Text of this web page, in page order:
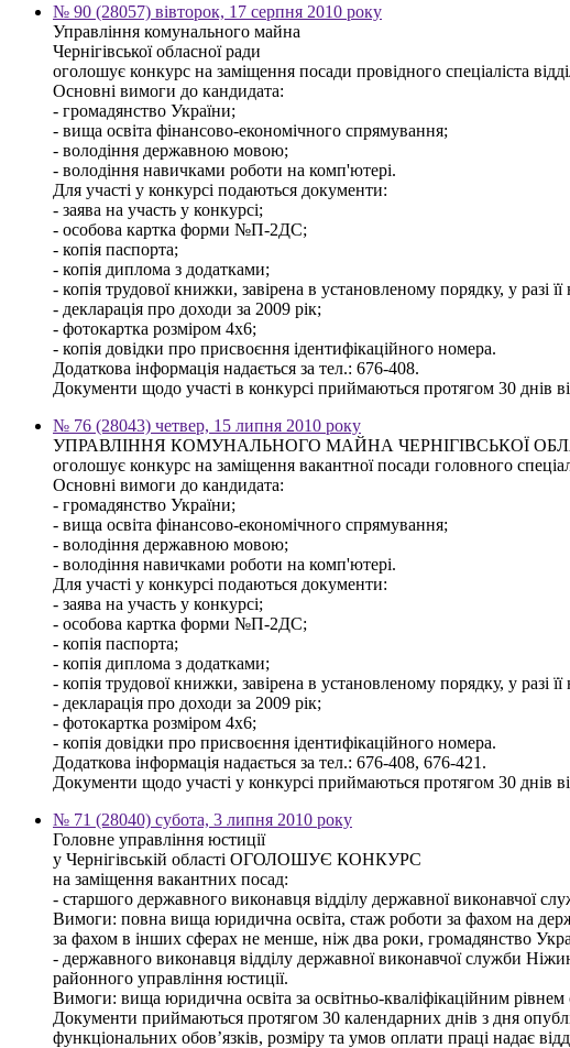
№ 90 (28057) вівторок, 17 серпня 2010 року
Управління комунального майна
Чернігівської обласної ради
оголошує конкурс на заміщення посади провідного спеціаліста
Основні вимоги до кандидата:
- громадянство України;
- вища освіта фінансово-економічного спрямування;
- володіння державною мовою;
- володіння навичками роботи на комп'ютері.
Для участі у конкурсі подаються документи:
- заява на участь у конкурсі;
- особова картка форми №П-2ДС;
- копія паспорта;
- копія диплома з додатками;
- копія трудової книжки, завірена в установленому порядку, у разі її
- декларація про доходи за 2009 рік;
- фотокартка розміром 4х6;
- копія довідки про присвоєння ідентифікаційного номера.
Додаткова інформація надається за тел.: 676-408.
Документи щодо участі в конкурсі приймаються протягом 30 днів
№ 76 (28043) четвер, 15 липня 2010 року
УПРАВЛІННЯ КОМУНАЛЬНОГО МАЙНА ЧЕРНІГІВСЬКОЇ
оголошує конкурс на заміщення вакантної посади головного
Основні вимоги до кандидата:
- громадянство України;
- вища освіта фінансово-економічного спрямування;
- володіння державною мовою;
- володіння навичками роботи на комп'ютері.
Для участі у конкурсі подаються документи:
- заява на участь у конкурсі;
- особова картка форми №П-2ДС;
- копія паспорта;
- копія диплома з додатками;
- копія трудової книжки, завірена в установленому порядку, у разі її
- декларація про доходи за 2009 рік;
- фотокартка розміром 4х6;
- копія довідки про присвоєння ідентифікаційного номера.
Додаткова інформація надається за тел.: 676-408, 676-421.
Документи щодо участі у конкурсі приймаються протягом 30 днів
№ 71 (28040) субота, 3 липня 2010 року
Головне управління юстиції
у Чернігівській області ОГОЛОШУЄ КОНКУРС
на заміщення вакантних посад:
- старшого державного виконавця відділу державної виконавчої
Вимоги: повна вища юридична освіта, стаж роботи за фахом на
за фахом в інших сферах не менше, ніж два роки, громадянство
- державного виконавця відділу державної виконавчої служби
районного управління юстиції.
Вимоги: вища юридична освіта за освітньо-кваліфікаційним
Документи приймаються протягом 30 календарних днів з дня
функціональних обов’язків, розміру та умов оплати праці надає